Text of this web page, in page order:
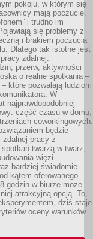
pokoju, w którym się
mają poczucie,
i trudno im
się problemy z
i brakiem poczucia
Dlatego tak istotne jest
zdalnej:
przerw, aktywności
o realne spotkania –
które pozwalają ludziom
W
najprawdopodobniej
część czasu w domu,
coworkingowych.
będzie
zdalnej pracy z
twarzą w twarz,
więzi.
bardziej świadomie
kątem oferowanego
godzin w biurze może
atrakcyjną opcją. To,
dziś staje
oceny warunków